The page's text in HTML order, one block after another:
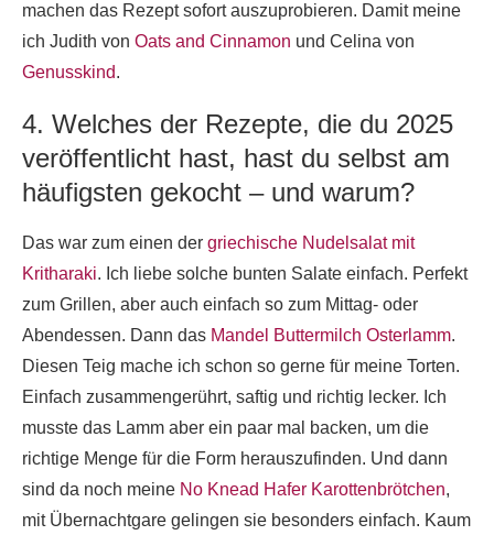
machen das Rezept sofort auszuprobieren. Damit meine
ich Judith von Oats and Cinnamon und Celina von
Genusskind.
4. Welches der Rezepte, die du 2025
veröffentlicht hast, hast du selbst am
häufigsten gekocht – und warum?
Das war zum einen der griechische Nudelsalat mit
Kritharaki. Ich liebe solche bunten Salate einfach. Perfekt
zum Grillen, aber auch einfach so zum Mittag- oder
Abendessen. Dann das Mandel Buttermilch Osterlamm.
Diesen Teig mache ich schon so gerne für meine Torten.
Einfach zusammengerührt, saftig und richtig lecker. Ich
musste das Lamm aber ein paar mal backen, um die
richtige Menge für die Form herauszufinden. Und dann
sind da noch meine No Knead Hafer Karottenbrötchen,
mit Übernachtgare gelingen sie besonders einfach. Kaum